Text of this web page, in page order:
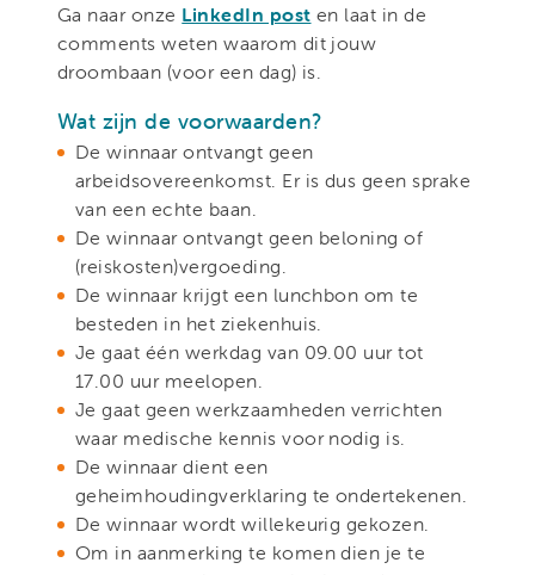
Ga naar onze LinkedIn post en laat in de
comments weten waarom dit jouw
droombaan (voor een dag) is.
Wat zijn de voorwaarden?
De winnaar ontvangt geen
arbeidsovereenkomst. Er is dus geen sprake
van een echte baan.
De winnaar ontvangt geen beloning of
(reiskosten)vergoeding.
De winnaar krijgt een lunchbon om te
besteden in het ziekenhuis.
Je gaat één werkdag van 09.00 uur tot
17.00 uur meelopen.
Je gaat geen werkzaamheden verrichten
waar medische kennis voor nodig is.
De winnaar dient een
geheimhoudingverklaring te ondertekenen.
De winnaar wordt willekeurig gekozen.
Om in aanmerking te komen dien je te